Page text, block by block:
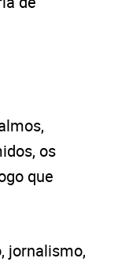
os
que
jornalismo,